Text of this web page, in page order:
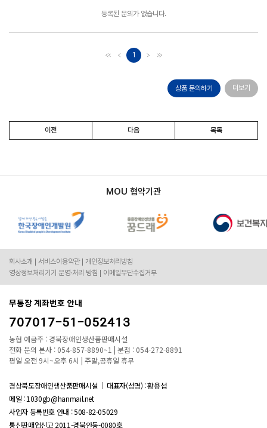
등록된 문의가 없습니다.
1
상품 문의하기 더보기
이전 다음 목록
MOU 협약기관
회사소개 서비스이용약관
개인정보처리방침
영상정보처리기기 운영·처리 방침
이메일무단수집거부
무통장 계좌번호 안내
707017-51-052413
농협 예금주 : 경북장애인생산품판매시설
전화 문의 본사 : 054-857-8890~1 | 분점 : 054-272-8891
평일 오전 9시~오후 6시 | 주말,공휴일 휴무
경상북도장애인생산품판매시설
대표자(성명) : 황용섭
메일 : 1030gb@hanmail.net
사업자 등록번호 안내 :508-82-05029
통신판매업신고 2011-경북안동-0080호